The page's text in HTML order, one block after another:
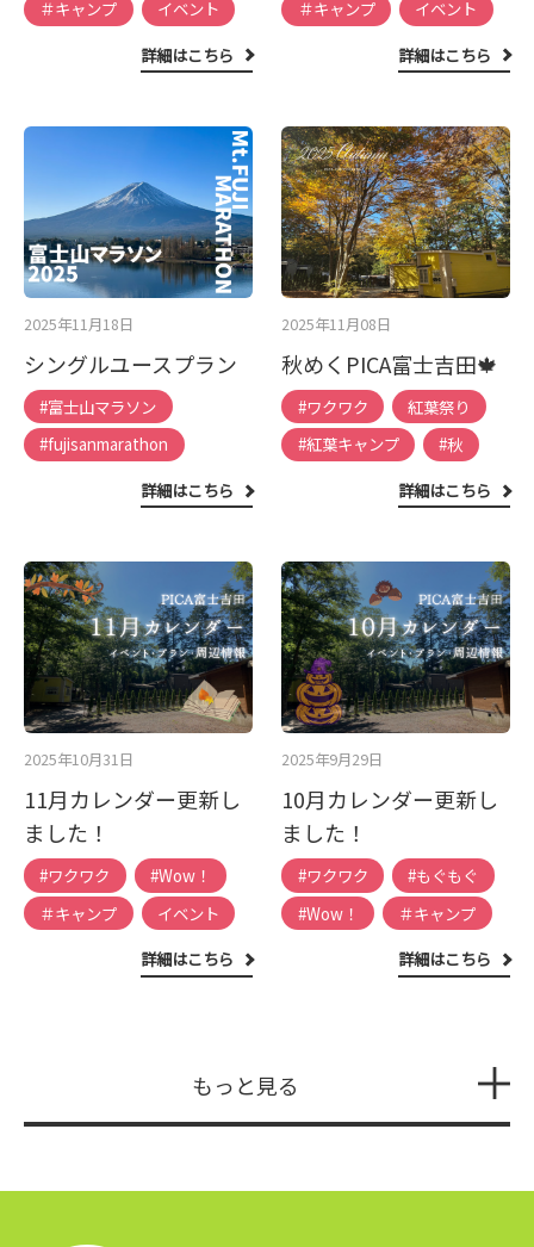
＃キャンプ
イベント
詳細はこちら
＃キャンプ
イベント
詳細はこちら
2025年11月18日
シングルユースプラン
#富士山マラソン
#fujisanmarathon
詳細はこちら
2025年11月08日
秋めくPICA富士吉田🍁
#ワクワク
紅葉祭り
#紅葉キャンプ
#秋
詳細はこちら
2025年10月31日
11月カレンダー更新し
ました！
#ワクワク
#Wow！
＃キャンプ
イベント
詳細はこちら
2025年9月29日
10月カレンダー更新し
ました！
#ワクワク
#もぐもぐ
#Wow！
＃キャンプ
詳細はこちら
もっと見る